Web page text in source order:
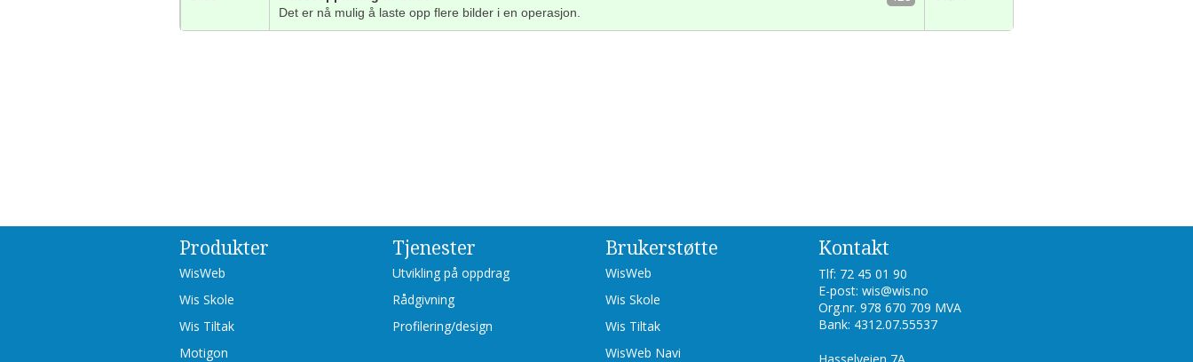
Det er nå mulig å laste opp flere bilder i en operasjon.
Produkter
WisWeb
Wis Skole
Wis Tiltak
Motigon
Tjenester
Utvikling på oppdrag
Rådgivning
Profilering/design
Brukerstøtte
WisWeb
Wis Skole
Wis Tiltak
WisWeb Navi
Kontakt
Tlf: 72 45 01 90
E-post: wis@wis.no
Org.nr. 978 670 709 MVA
Bank: 4312.07.55537